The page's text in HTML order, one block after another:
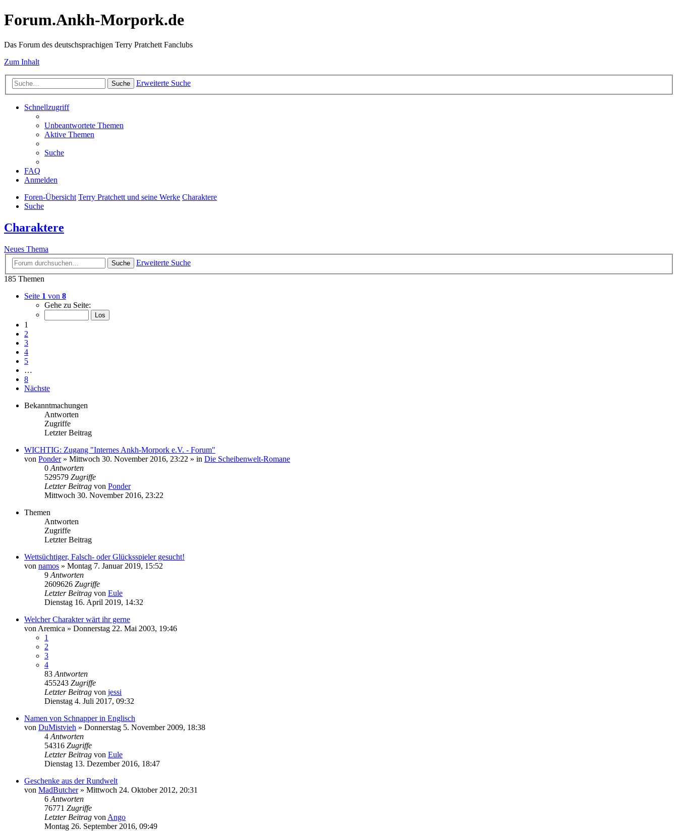
Forum.Ankh-Morpork.de
Das Forum des deutschsprachigen Terry Pratchett Fanclubs
Zum Inhalt
Suche Erweiterte Suche
Schnellzugriff
Unbeantwortete Themen
Aktive Themen
Suche
FAQ
Anmelden
Foren-Übersicht Terry Pratchett und seine Werke Charaktere
Suche
Charaktere
Neues Thema
Suche
Erweiterte Suche
185 Themen
Seite 1 von 8
Gehe zu Seite:
1
2
3
4
5
…
8
Nächste
Bekanntmachungen
Antworten
Zugriffe
Letzter Beitrag
WICHTIG: Zugang "Internes Ankh-Morpork e.V. - Forum"
von Ponder» Mittwoch 30. November 2016, 23:22 » in Die Scheibenwelt-Romane
0 Antworten
529579 Zugriffe
Letzter Beitrag von Ponder
Mittwoch 30. November 2016, 23:22
Themen
Antworten
Zugriffe
Letzter Beitrag
Wettsüchtiger, Falsch- oder Glücksspieler gesucht!
von namos » Montag 7. Januar 2019, 15:52
9 Antworten
2609626 Zugriffe
Letzter Beitrag von Eule
Dienstag 16. April 2019, 14:32
Welcher Charakter wärt ihr gerne
von Aremica » Donnerstag 22. Mai 2003, 19:46
1
2
3
4
83 Antworten
455243 Zugriffe
Letzter Beitrag von jessi
Dienstag 4. Juli 2017, 09:32
Namen von Schnapper in Englisch
von DuMistvieh » Donnerstag 5. November 2009, 18:38
4 Antworten
54316 Zugriffe
Letzter Beitrag von Eule
Dienstag 13. Dezember 2016, 18:47
Geschenke aus der Rundwelt
von MadButcher» Mittwoch 24. Oktober 2012, 20:31
6 Antworten
76771 Zugriffe
Letzter Beitrag von Ango
Montag 26. September 2016, 09:49